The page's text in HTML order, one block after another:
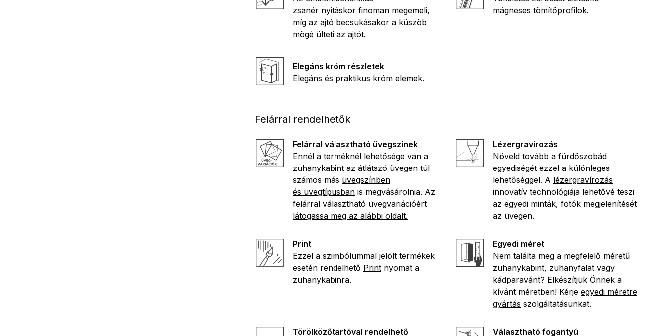
zsanér nyitáskor finoman megemeli,
míg az ajtó becsukásakor a küszöb
mögé ülteti az ajtót.
mágneses tömítőprofilok.
Elegáns króm részletek
Elegáns és praktikus króm elemek.
Felárral rendelhetők
Felárral választható üvegszínek
Ennél a terméknél lehetősége van a
zuhanykabint az átlátszó üvegen túl
számos más üvegszínben
és üvegtípusban is megvásárolnia. Az
felárral választható üvegvariációért
látogassa meg az alábbi oldalt.
Lézergravírozás
Növeld tovább a fürdőszobád
egyediségét ezzel a különleges
lehetőséggel. A lézergravírozás
innovatív technológiája lehetővé teszi
az egyedi minták, fotók megjelenítését
az üvegen.
Print
Ezzel a szimbólummal jelölt termékek
esetén rendelhető Print nyomat a
zuhanykabinra.
Egyedi méret
Nem találta meg a megfelelő méretű
zuhanykabint, zuhanyfalat vagy
kádparavánt? Elkészítjük Önnek a
kívánt méretben! Kérje egyedi méretre
gyártás szolgáltatásunkat.
Törölközőtartóval rendelhető Választható fogantyú